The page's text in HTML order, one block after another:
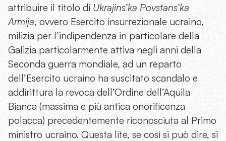
attribuire il titolo di Ukrajins’ka Povstans’ka
Armija, ovvero Esercito insurrezionale ucraino,
milizia per l’indipendenza in particolare della
Galizia particolarmente attiva negli anni della
Seconda guerra mondiale, ad un reparto
dell’Esercito ucraino ha suscitato scandalo e
addirittura la revoca dell’Ordine dell’Aquila
Bianca (massima e più antica onorificenza
polacca) precedentemente riconosciuta al Primo
ministro ucraino. Questa lite, se così si può dire, si